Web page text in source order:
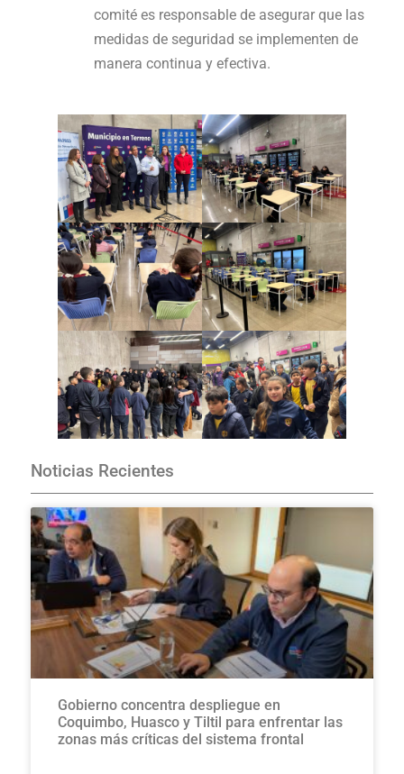
comité es responsable de asegurar que las
medidas de seguridad se implementen de
manera continua y efectiva.
Noticias Recientes
Gobierno concentra despliegue en
Coquimbo, Huasco y Tiltil para enfrentar las
zonas más críticas del sistema frontal